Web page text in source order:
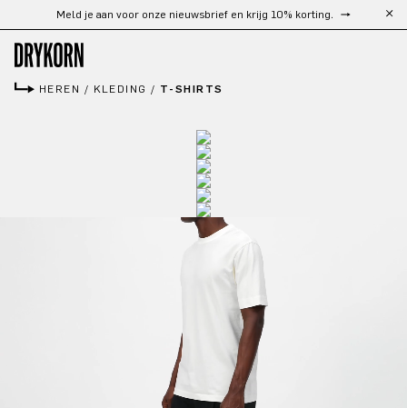
Ga naar de hoofdinhoudGratis verzending vanaf €300
HEREN / KLEDING / T-SHIRTS